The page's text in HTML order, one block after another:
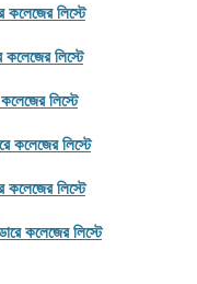
কলেজের লিস্টে
কলেজের লিস্টে
লিস্টে
কলেজের লিস্টে
কলেজের লিস্টে
কলেজের লিস্টে